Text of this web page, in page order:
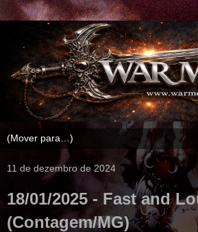
11 de dezembro de 2024
18/01/2025 - Fast and
(Contagem/MG)